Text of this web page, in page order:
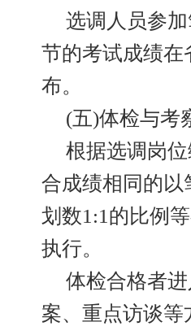
选调人员参
节的考试成绩在
布。
(五)体检与考
根据选调岗
合成绩相同的以
划数1:1的比例
执行。
体检合格者
案、重点访谈